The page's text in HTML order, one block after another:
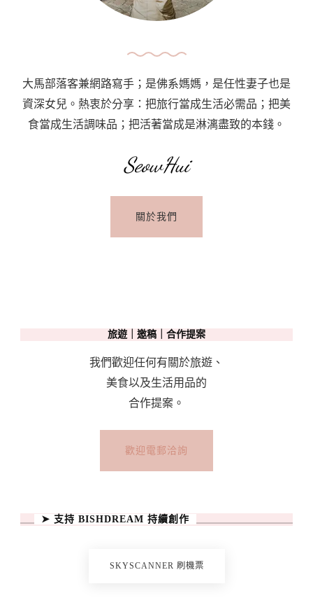
大馬部落客兼網路寫手；是佛系媽媽，是任性妻子也是
資深女兒。熱衷於分享：把旅行當成生活必需品；把美
食當成生活調味品；把活著當成是淋漓盡致的本錢。
SeowHui
關於我們
旅遊｜邀稿｜合作提案
我們歡迎任何有關於旅遊、
美食以及生活用品的
合作提案。
歡迎電郵洽詢
➤ 支持 BISHDREAM 持續創作
SKYSCANNER 刷機票